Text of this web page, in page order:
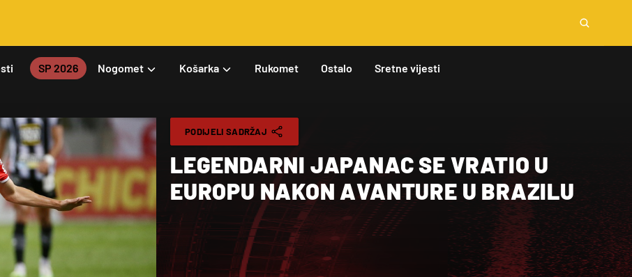
SP 2026 Nogomet Košarka Rukomet Ostalo Sretne vijesti
PODIJELI SADRŽAJ
LEGENDARNI JAPANAC SE VRATIO U
EUROPU NAKON AVANTURE U BRAZILU